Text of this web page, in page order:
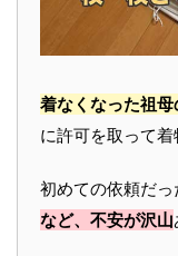
着なくなった祖
に許可を取って着
初めての依頼だっ
など、不安が沢山